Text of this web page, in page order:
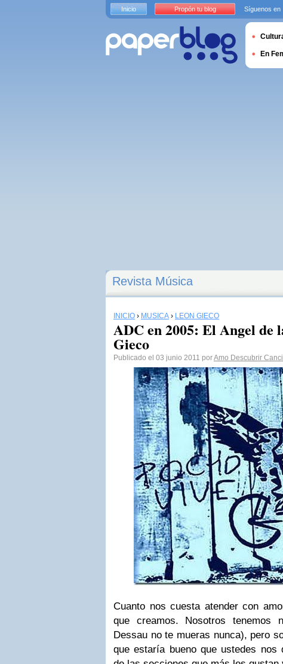
Revista Música
INICIO › MÚSICA › LEÓN GIECO
ADC en 2005: El Angel de
Gieco
Publicado el 03 junio 2011 porAmo Descubrir
Cuanto nos cuesta atender con
que creamos. Nosotros tenemos
Dessau no te mueras nunca), pero
que estaría bueno que ustedes nos
Inicio Propón tu blog Síguenos en
En